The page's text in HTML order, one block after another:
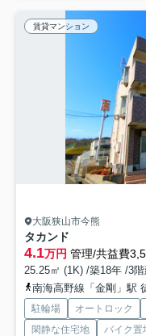
賃貸マンション
大阪狭山市今熊
タカンド
4.1万円 管理/共益費
25.25㎡ (1K) /築18年 /3階
南海高野線「金剛」駅
駐輪場 オートロック
閑静な住宅地
バイク置